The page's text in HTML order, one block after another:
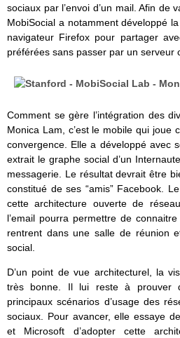
sociaux par l’envoi d’un mail. Afin de
MobiSocial a notamment développé
navigateur Firefox pour partager
préférées sans passer par un serveur
Comment se gère l’intégration des
Monica Lam, c’est le mobile qui joue
convergence. Elle a développé avec
extrait le graphe social d’un
messagerie. Le résultat devrait être
constitué de ses “amis” Facebook.
cette architecture ouverte de
l’email pourra permettre de
rentrent dans une salle de réunion
social.
D’un point de vue architecturel, la
très bonne. Il lui reste à prouver
principaux scénarios d’usage des
sociaux. Pour avancer, elle essaye
et Microsoft d’adopter cette